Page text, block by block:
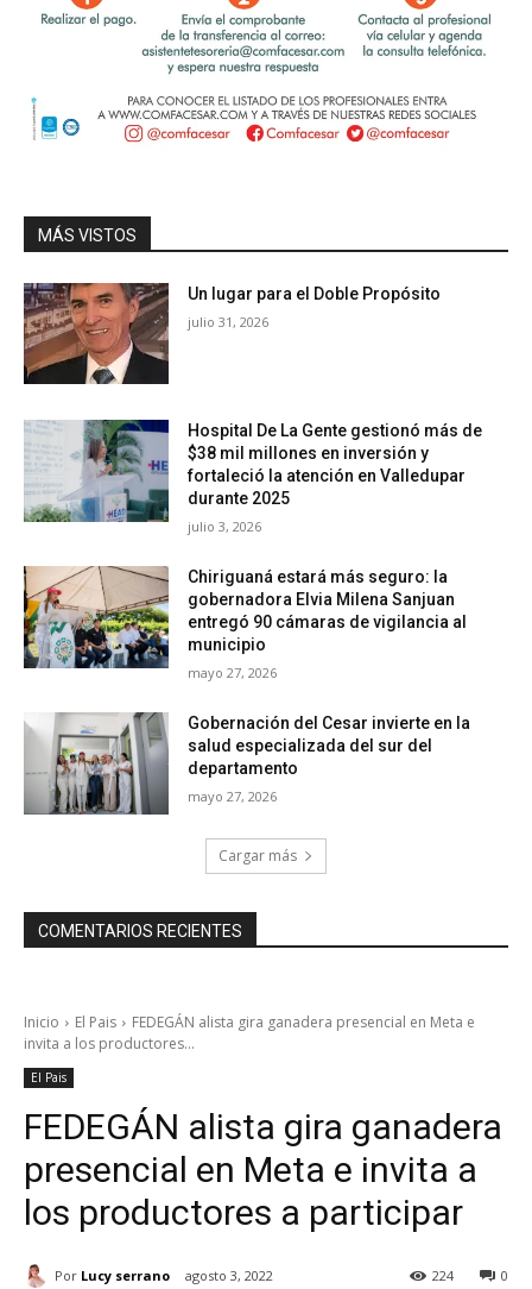
MÁS VISTOS
Un lugar para el Doble Propósito
julio 31, 2026
Hospital De La Gente gestionó más de
$38 mil millones en inversión y
fortaleció la atención en Valledupar
durante 2025
julio 3, 2026
Chiriguaná estará más seguro: la
gobernadora Elvia Milena Sanjuan
entregó 90 cámaras de vigilancia al
municipio
mayo 27, 2026
Gobernación del Cesar invierte en la
salud especializada del sur del
departamento
mayo 27, 2026
Cargar más
COMENTARIOS RECIENTES